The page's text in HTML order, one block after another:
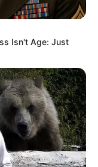
Isn't Age: Just